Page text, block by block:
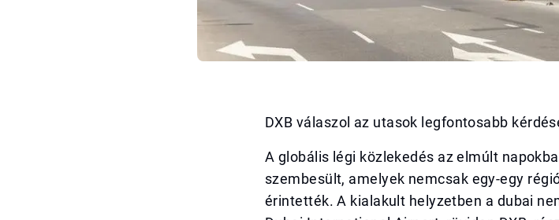
DXB válaszol az utasok legfontosabb
A globális légi közlekedés az elmúlt
szembesült, amelyek nemcsak egy-egy
érintették. A kialakult helyzetben a dubai